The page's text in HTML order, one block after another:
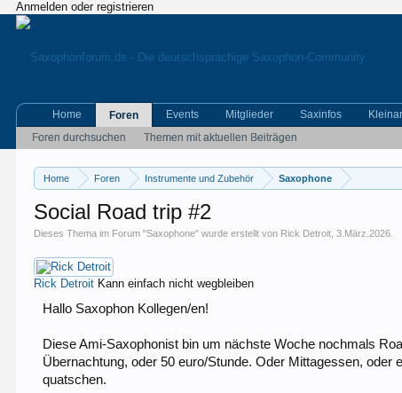
Anmelden oder registrieren
Home Foren Instrumente und Zubehör Saxophone
Social Road trip #2
Dieses Thema im Forum "Saxophone" wurde erstellt von Rick Detroit ,3.März.2026
Rick Detroit Kann einfach nicht wegbleiben
Hallo Saxophon Kollegen/en!
Diese Ami-Saxophonist bin um nächste Woche nochmals
Übernachtung, oder 50 euro/Stunde. Oder Mittagessen,
quatschen.
Home
Foren
Foren durchsuchen
Themen mit aktuellen Beiträgen
Events Mitglieder Saxinfos